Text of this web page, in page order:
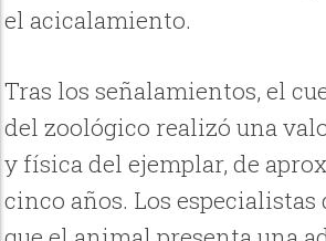
el acicalamiento.
Tras los señalamientos, el
del zoológico realizó una
y física del ejemplar, de
cinco años. Los